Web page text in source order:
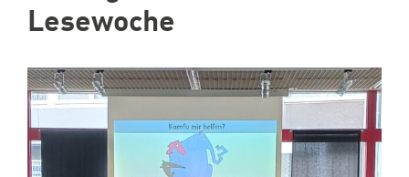
Mitmachen
Wir
Spenden
Lesewoche